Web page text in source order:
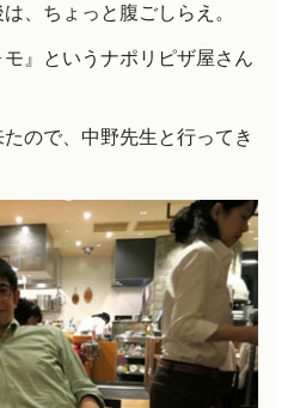
、ちょっと腹ごしらえ。
モ』というナポリピザ屋さん
ので、中野先生と行ってき